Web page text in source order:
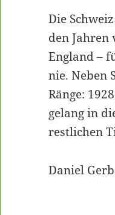
Die
den Jahren
England –
nie. Neben
Ränge:
gelang in
restlichen
Daniel